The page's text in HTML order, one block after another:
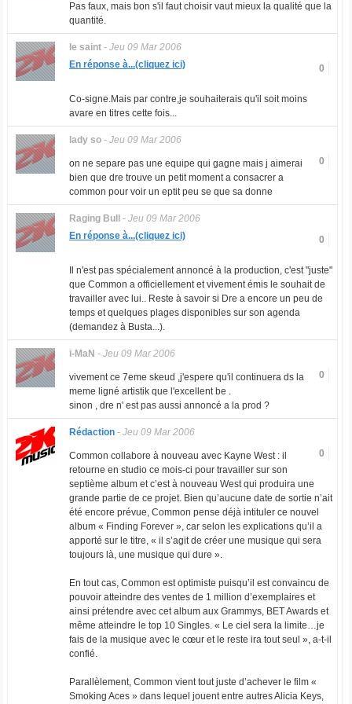
Pas faux, mais bon s'il faut choisir vaut mieux la qualité que la
quantité.
le saint- Jeu 09 Mar 2006
0
En réponse à...(cliquez ici)
Co-signe.Mais par contre,je souhaiterais qu'il soit moins
avare en titres cette fois...
lady so- Jeu 09 Mar 2006
0
on ne separe pas une equipe qui gagne mais j aimerai
bien que dre trouve un petit moment a consacrer a
common pour voir un eptit peu se que sa donne
Raging Bull - Jeu 09 Mar 2006
0
En réponse à...(cliquez ici)
Il n'est pas spécialement annoncé à la production, c'est "juste"
que Common a officiellement et vivement émis le souhait de
travailler avec lui.. Reste à savoir si Dre a encore un peu de
temps et quelques plages disponibles sur son agenda
(demandez à Busta...).
i-MaN - Jeu 09 Mar 2006
0
vivement ce 7eme skeud ,j'espere qu'il continuera ds la
meme ligné artistik que l'excellent be .
sinon , dre n' est pas aussi annoncé a la prod ?
Rédaction- Jeu 09 Mar 2006
0
Common collabore à nouveau avec Kayne West : il
retourne en studio ce mois-ci pour travailler sur son
septième album et c’est à nouveau West qui produira une
grande partie de ce projet. Bien qu’aucune date de sortie n’ait
été encore prévue, Common pense déjà intituler ce nouvel
album « Finding Forever », car selon les explications qu’il a
apporté sur le titre, « il s’agit de créer une musique qui sera
toujours là, une musique qui dure ».
En tout cas, Common est optimiste puisqu’il est convaincu de
pouvoir atteindre des ventes de 1 million d’exemplaires et
ainsi prétendre avec cet album aux Grammys, BET Awards et
même atteindre le top 10 Singles. « Le ciel sera la limite…je
fais de la musique avec le cœur et le reste ira tout seul », a-t-il
confié.
Parallèlement, Common vient tout juste d’achever le film «
Smoking Aces » dans lequel jouent entre autres Alicia Keys,